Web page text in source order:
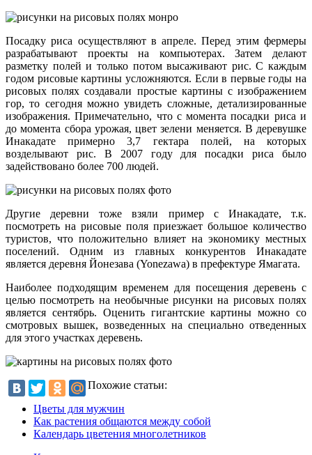
Посадку риса осуществляют в апреле. Перед этим фермеры
разрабатывают проекты на компьютерах. Затем делают
разметку полей и только потом высаживают рис. С каждым
годом рисовые картины усложняются. Если в первые годы на
рисовых полях создавали простые картины с изображением
гор, то сегодня можно увидеть сложные, детализированные
изображения. Примечательно, что с момента посадки риса и
до момента сбора урожая, цвет зелени меняется. В деревушке
Инакадате примерно 3,7 гектара полей, на которых
возделывают рис. В 2007 году для посадки риса было
задействовано более 700 людей.
Другие деревни тоже взяли пример с Инакадате, т.к.
посмотреть на рисовые поля приезжает большое количество
туристов, что положительно влияет на экономику местных
поселений. Одним из главных конкурентов Инакадате
является деревня Йонезава (Yonezawa) в префектуре Ямагата.
Наиболее подходящим временем для посещения деревень с
целью посмотреть на необычные рисунки на рисовых полях
является сентябрь. Оценить гигантские картины можно со
смотровых вышек, возведенных на специально отведенных
для этого участках деревень.
Похожие статьи:
Цветы для мужчин
Как растения общаются между собой
Календарь цветения многолетников